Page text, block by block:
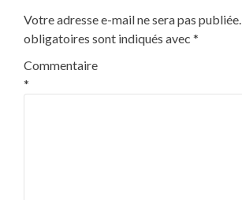
Votre adresse e-mail ne sera pas publiée.
obligatoires sont indiqués avec *
Commentaire
*